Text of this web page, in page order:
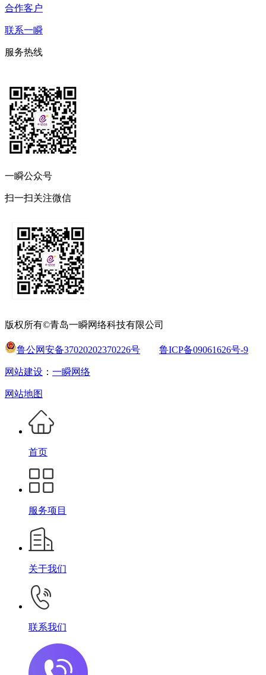
合作客户
联系一瞬
服务热线
一瞬公众号
扫一扫关注微信
版权所有©青岛一瞬网络科技有限公司
鲁公网安备37020202370226号 鲁ICP备09061626号-9
网站建设 ： 一瞬网络
网站地图
首页
服务项目
关于我们
联系我们